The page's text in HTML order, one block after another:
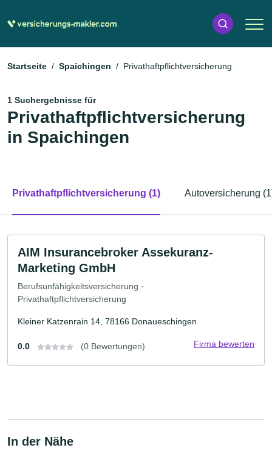
Startseite Spaichingen Privathaftpflichtversicherung
1 Suchergebnisse für
Privathaftpflichtversicherung
in Spaichingen
Privathaftpflichtversicherung (1) Autoversicherung
AIM Insurancebroker Assekuranz-
Marketing GmbH
Berufsunfähigkeitsversicherung ·
Privathaftpflichtversicherung
Kleiner Katzenrain 14, 78166 Donaueschingen
0.0 (0 Bewertungen) Firma bewerten
In der Nähe